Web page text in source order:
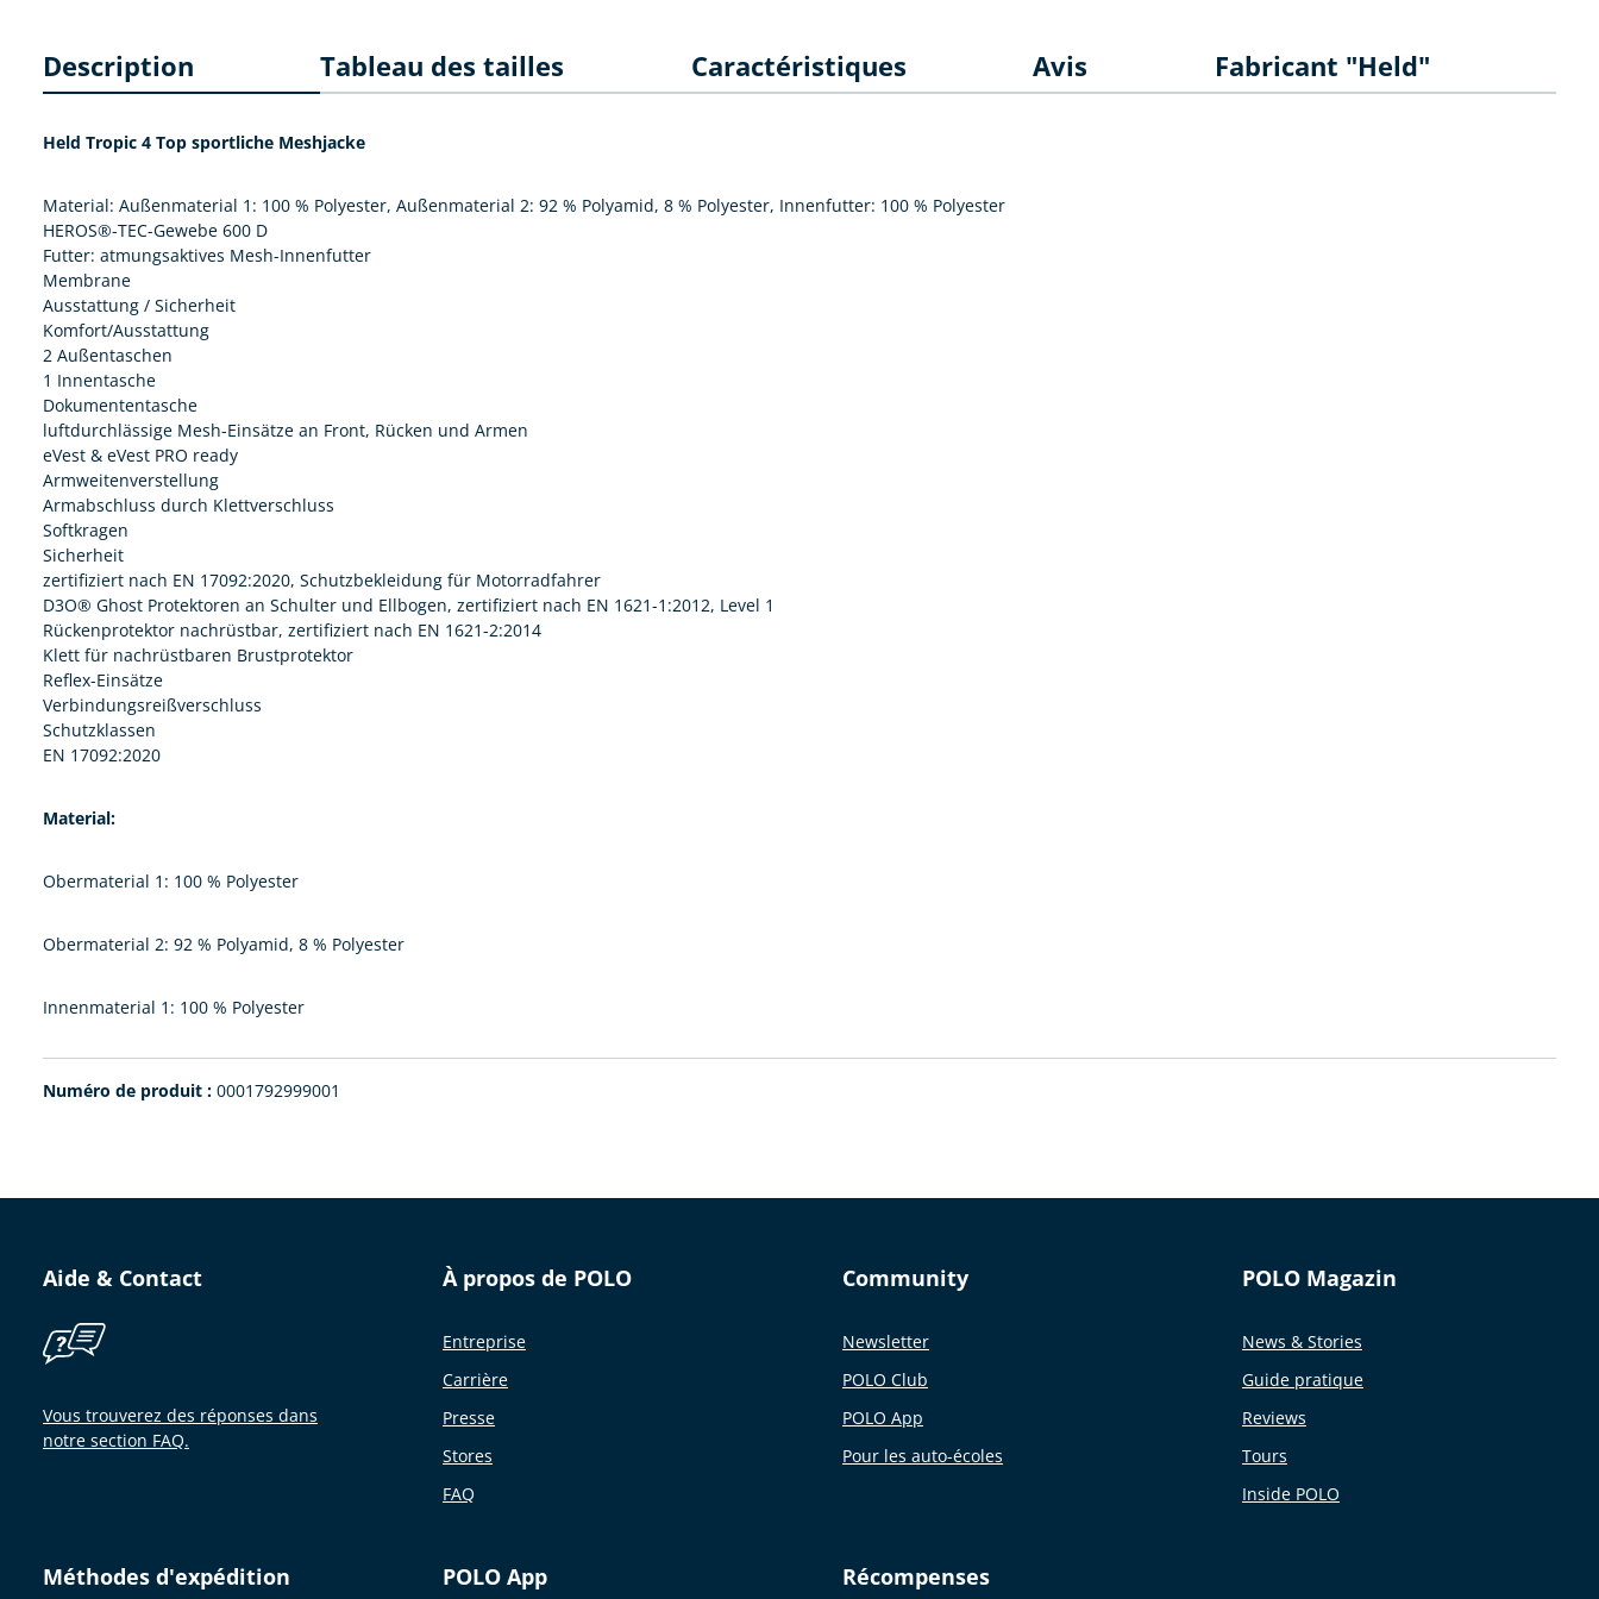
Description Tableau des tailles Caractéristiques Avis Fabricant "Held"
Held Tropic 4 Top sportliche Meshjacke
Material: Außenmaterial 1: 100 % Polyester, Außenmaterial 2: 92 % Polyamid, 8 % Polyester, Innenfutter: 100 % Polyester
HEROS®-TEC-Gewebe 600 D
Futter: atmungsaktives Mesh-Innenfutter
Membrane
Ausstattung / Sicherheit
Komfort/Ausstattung
2 Außentaschen
1 Innentasche
Dokumententasche
luftdurchlässige Mesh-Einsätze an Front, Rücken und Armen
eVest & eVest PRO ready
Armweitenverstellung
Armabschluss durch Klettverschluss
Softkragen
Sicherheit
zertifiziert nach EN 17092:2020, Schutzbekleidung für Motorradfahrer
D3O® Ghost Protektoren an Schulter und Ellbogen, zertifiziert nach EN 1621-1:2012, Level 1
Rückenprotektor nachrüstbar, zertifiziert nach EN 1621-2:2014
Klett für nachrüstbaren Brustprotektor
Reflex-Einsätze
Verbindungsreißverschluss
Schutzklassen
EN 17092:2020
Material:
Obermaterial 1: 100 % Polyester
Obermaterial 2: 92 % Polyamid, 8 % Polyester
Innenmaterial 1: 100 % Polyester
Numéro de produit : 0001792999001
Aide & Contact
Vous trouverez des réponses dans
notre section FAQ.
À propos de POLO
Entreprise
Carrière
Presse
Stores
FAQ
Community
Newsletter
POLO Club
POLO App
Pour les auto-écoles
POLO Magazin
News & Stories
Guide pratique
Reviews
Tours
Inside POLO
Méthodes d'expédition POLO App Récompenses